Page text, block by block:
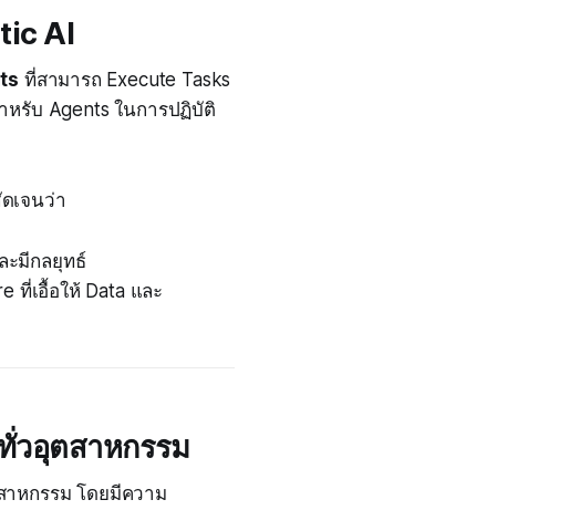
AI
ที่สามารถ Execute Tasks
หรับ Agents ในการปฏิบัติ
เจนว่า
ะมีกลยุทธ์
ที่เอื้อให้ Data และ
วอุตสาหกรรม
หกรรม โดยมีความ